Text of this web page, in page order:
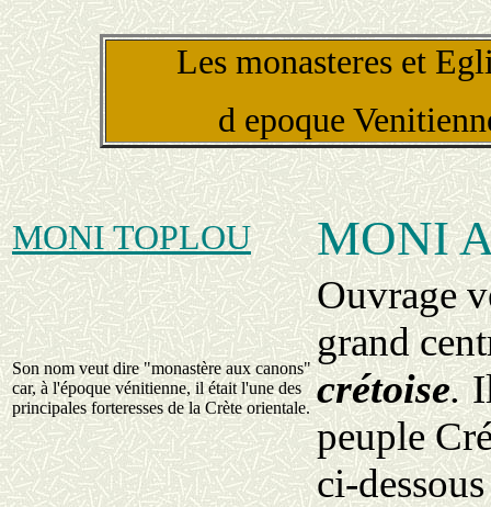
Les monasteres et
d epoque
MONI TOPLOU MONI
Son nom veut dire "monastère aux canons"
car, à l'époque vénitienne, il était l'une des
principales forteresses de la Crète orientale.
Ouvrage
grand
crétoise.
peuple
ci-